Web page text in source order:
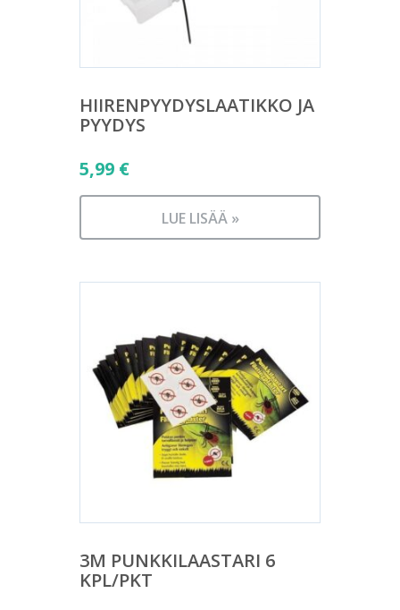
HIIRENPYYDYSLAATIKKO JA
PYYDYS
5,99 €
LUE LISÄÄ »
3M PUNKKILAASTARI 6
KPL/PKT